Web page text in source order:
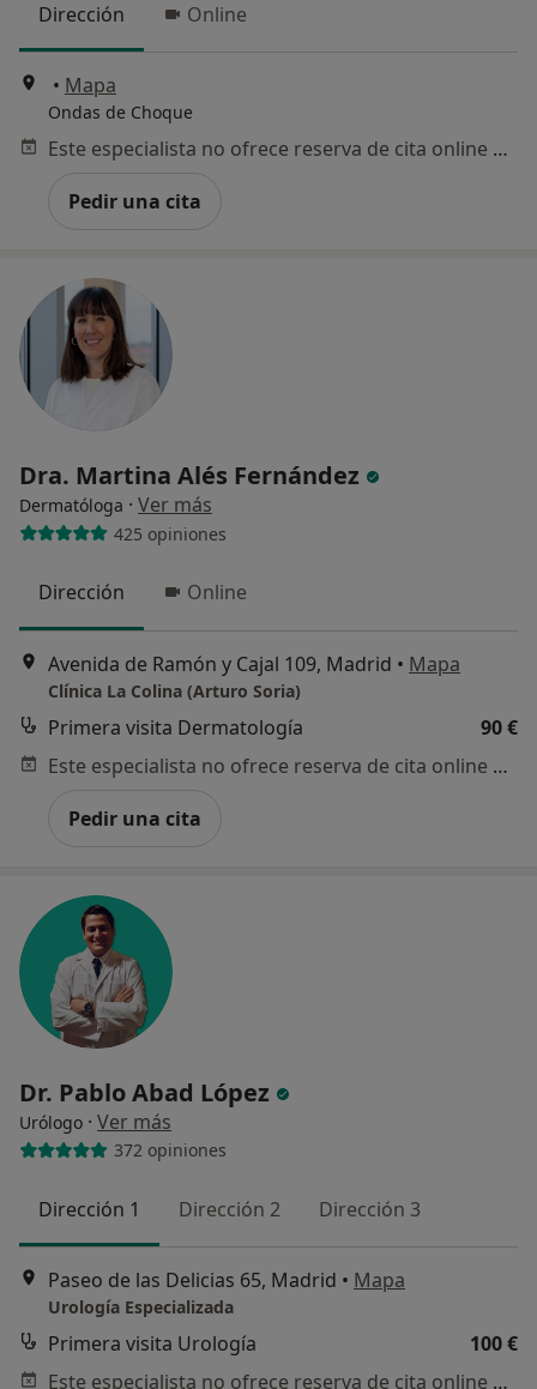
Dirección Online
• Mapa
Ondas de Choque
Este especialista no ofrece reserva de cita online en esta dirección.
Pedir una cita
Dra. Martina Alés Fernández
Dermatóloga · Ver más
425 opiniones
Dirección Online
Avenida de Ramón y Cajal 109, Madrid • Mapa
Clínica La Colina (Arturo Soria)
Primera visita Dermatología
90 €
Este especialista no ofrece reserva de cita online en esta dirección.
Pedir una cita
Dr. Pablo Abad López
Urólogo · Ver más
372 opiniones
Dirección 1 Dirección 2 Dirección 3
Paseo de las Delicias 65, Madrid • Mapa
Urología Especializada
Primera visita Urología
100 €
Este especialista no ofrece reserva de cita online en esta dirección.